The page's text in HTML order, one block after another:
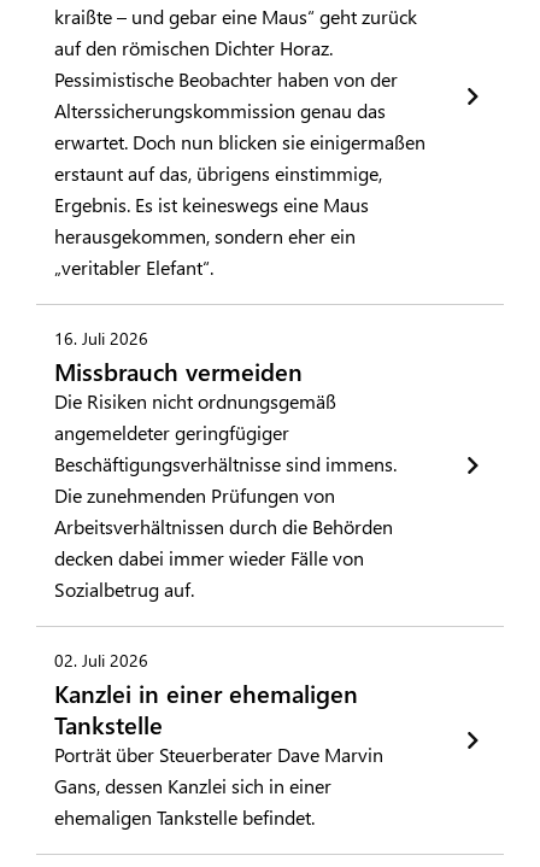
kraißte – und gebar eine Maus“ geht zurück
auf den römischen Dichter Horaz.
Pessimistische Beobachter haben von der
Alterssicherungskommission genau das
erwartet. Doch nun blicken sie einigermaßen
erstaunt auf das, übrigens einstimmige,
Ergebnis. Es ist keineswegs eine Maus
herausgekommen, sondern eher ein
„veritabler Elefant“.
16. Juli 2026
Missbrauch vermeiden
Die Risiken nicht ordnungsgemäß
angemeldeter geringfügiger
Beschäftigungsverhältnisse sind immens.
Die zunehmenden Prüfungen von
Arbeitsverhältnissen durch die Behörden
decken dabei immer wieder Fälle von
Sozialbetrug auf.
02. Juli 2026
Kanzlei in einer ehemaligen
Tankstelle
Porträt über Steuerberater Dave Marvin
Gans, dessen Kanzlei sich in einer
ehemaligen Tankstelle befindet.